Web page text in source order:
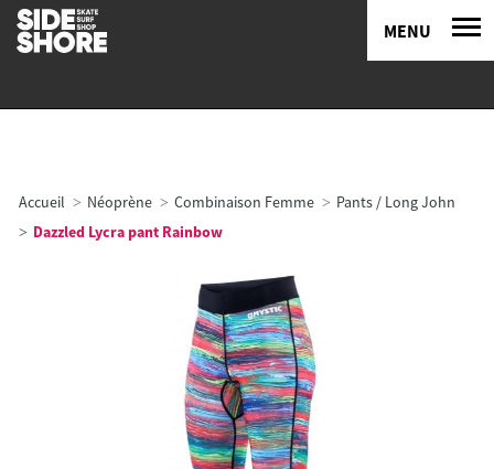
MENU
Accueil Néoprène Combinaison Femme
Pants / Long John
Dazzled Lycra pant Rainbow